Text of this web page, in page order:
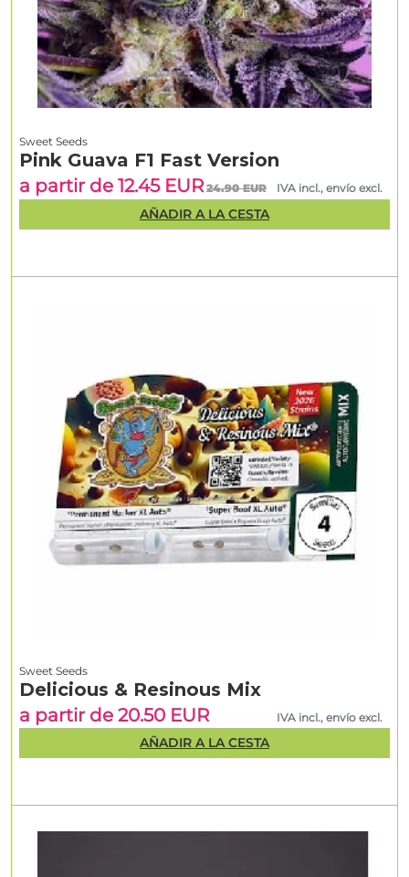
Sweet Seeds
Delicious & Resinous Mix
a partir de 20.50 EUR
IVA incl., envío excl.
AÑADIR A LA CESTA
Sweet Seeds
Pink Guava F1 Fast Version
a partir de 12.45 EUR 24.90 EUR IVA incl., envío excl.
AÑADIR A LA CESTA